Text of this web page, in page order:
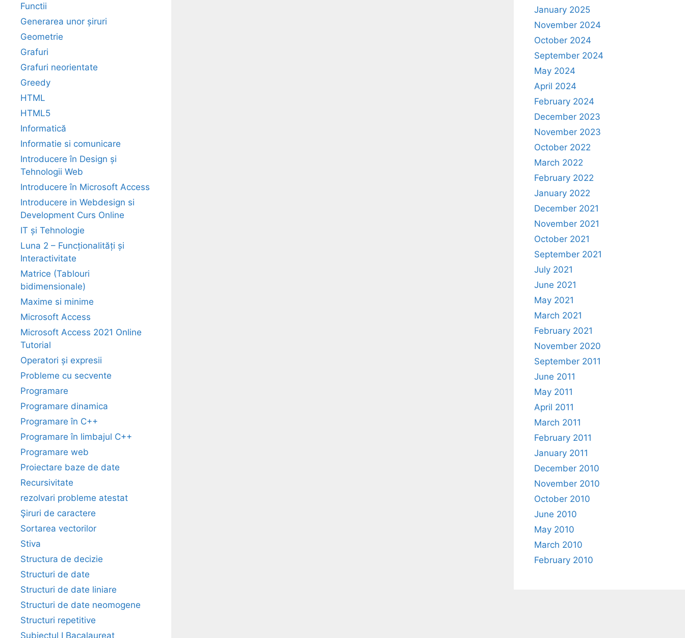
Functii
Generarea unor șiruri
Geometrie
Grafuri
Grafuri neorientate
Greedy
HTML
HTML5
Informatică
Informatie si comunicare
Introducere în Design și
Tehnologii Web
Introducere în Microsoft Access
Introducere in Webdesign si
Development Curs Online
IT și Tehnologie
Luna 2 – Funcționalități și
Interactivitate
Matrice (Tablouri
bidimensionale)
Maxime si minime
Microsoft Access
Microsoft Access 2021 Online
Tutorial
Operatori și expresii
Probleme cu secvente
Programare
Programare dinamica
Programare în C++
Programare în limbajul C++
Programare web
Proiectare baze de date
Recursivitate
rezolvari probleme atestat
Şiruri de caractere
Sortarea vectorilor
Stiva
Structura de decizie
Structuri de date
Structuri de date liniare
Structuri de date neomogene
Structuri repetitive
Subiectul I Bacalaureat
January 2025
November 2024
October 2024
September 2024
May 2024
April 2024
February 2024
December 2023
November 2023
October 2022
March 2022
February 2022
January 2022
December 2021
November 2021
October 2021
September 2021
July 2021
June 2021
May 2021
March 2021
February 2021
November 2020
September 2011
June 2011
May 2011
April 2011
March 2011
February 2011
January 2011
December 2010
November 2010
October 2010
June 2010
May 2010
March 2010
February 2010